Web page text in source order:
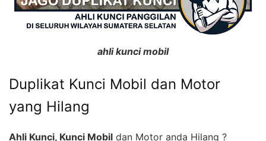
ahli kunci mobil
Duplikat Kunci Mobil dan Motor
yang Hilang
Ahli Kunci, Kunci Mobil dan Motor anda Hilang ?